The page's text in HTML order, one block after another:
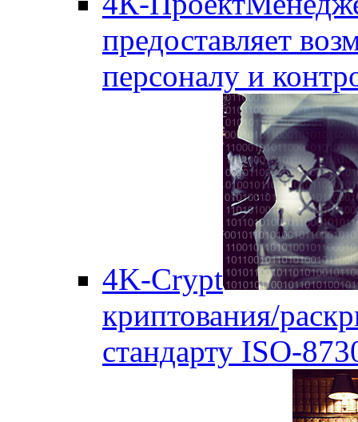
предоставляет
персоналу и
4K-Crypt
криптования/
стандарту ISO-